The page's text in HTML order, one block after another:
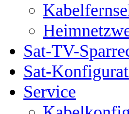
Sat-TV-
Sat-
Service